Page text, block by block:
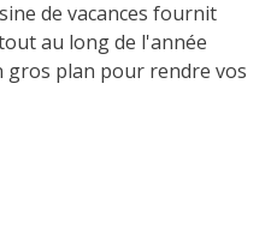
de vacances fournit
au long de l'année
gros plan pour rendre vos